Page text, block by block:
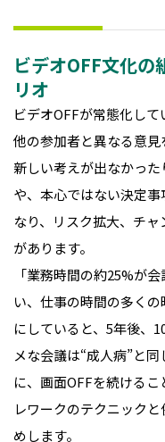
ビデオOFF文化の
リオ
ビデオOFFが常態化して
他の参加者と異なる意
新しい考えが出なかっ
や、本心ではない決定
なり、リスク拡大、チ
があります。
「業務時間の約25%が
い、仕事の時間の多く
にしていると、5年後、
メな会議は“成人病”と
に、画面OFFを続ける
レワークのテクニック
めします。